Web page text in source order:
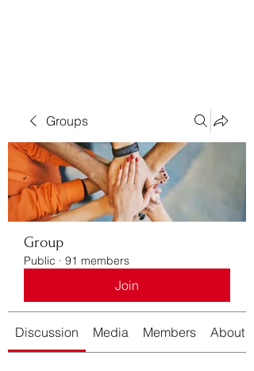
Groups
Group
Public · 91 members
Join
Discussion Media Members About